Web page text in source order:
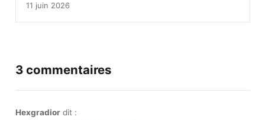
11 juin 2026
3 commentaires
Hexgradior dit :